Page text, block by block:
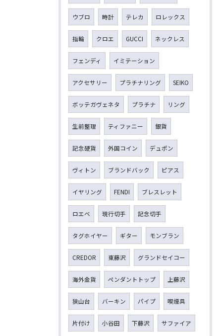
ウブロ 時計 テレカ ロレックス
指輪 クロエ GUCCI ネックレス
フェンディ イミテーション
アクセサリー プラチナリング SEIKO
ボッテガヴェネタ プラチナ リング
生前整理 ティファニー 銀貨
記念硬貨 外国コイン デュポン
ヴィトン ブランドバック ピアス
イヤリング FENDI ブレスレット
ロエベ 現行切手 記念切手
タグホイヤー ギター モンブラン
CREDOR 東藤沢 グランドセイコー
海外金貨 ペンダントトップ 上藤沢
狭山台 バーキン パイプ 喫煙具
片付け 小谷田 下藤沢 サファイア